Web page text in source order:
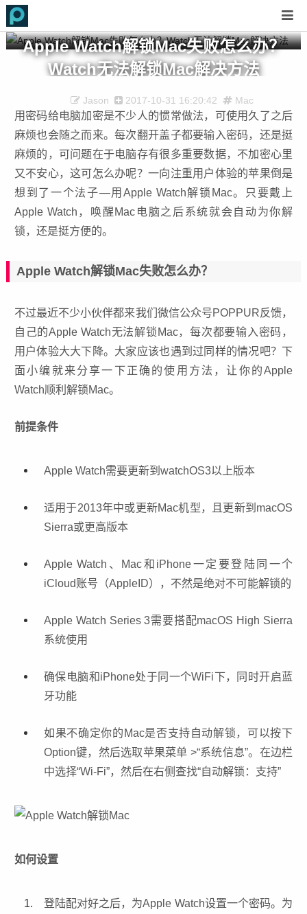
Apple Watch解锁Mac失败怎么办？
Watch无法解锁Mac解决方法
Jason 2017-10-31 16:20:42 Mac
用密码给电脑加密是不少人的惯常做法，可使用久了之后
麻烦也会随之而来。每次翻开盖子都要输入密码，还是挺
麻烦的，可问题在于电脑存有很多重要数据，不加密心里
又不安心，这可怎么办呢？一向注重用户体验的苹果倒是
想到了一个法子—用Apple Watch解锁Mac。只要戴上
Apple Watch，唤醒Mac电脑之后系统就会自动为你解
锁，还是挺方便的。
Apple Watch解锁Mac失败怎么办？
不过最近不少小伙伴都来我们微信公众号POPPUR反馈，
自己的Apple Watch无法解锁Mac，每次都要输入密码，
用户体验大大下降。大家应该也遇到过同样的情况吧？下
面小编就来分享一下正确的使用方法，让你的Apple
Watch顺利解锁Mac。
前提条件
Apple Watch需要更新到watchOS3以上版本
适用于2013年中或更新Mac机型，且更新到macOS
Sierra或更高版本
Apple Watch、Mac和iPhone一定要登陆同一个
iCloud账号（AppleID），不然是绝对不可能解锁的
Apple Watch Series 3需要搭配macOS High Sierra
系统使用
确保电脑和iPhone处于同一个WiFi下，同时开启蓝
牙功能
如果不确定你的Mac是否支持自动解锁，可以按下
Option键，然后选取苹果菜单 >“系统信息”。在边栏
中选择“Wi-Fi”，然后在右侧查找“自动解锁：支持”
如何设置
登陆配对好之后，为Apple Watch设置一个密码。为